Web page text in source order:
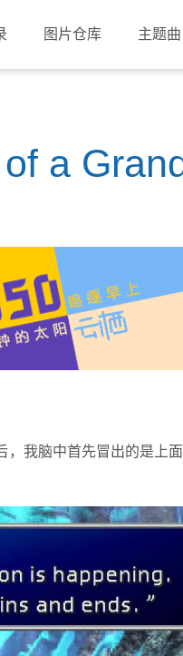
图片仓库 主题曲
a
，我脑中首先冒出的是上